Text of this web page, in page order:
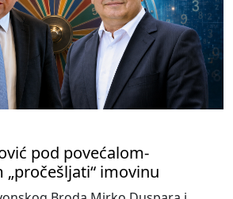
pod povećalom-
„pročešljati“ imovinu